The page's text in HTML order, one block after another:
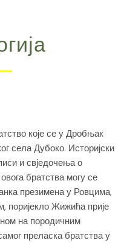
које се у Дробњак
села Дубоко. Историјски
и свједочења о
братства могу се
презимена у Ровцима,
поријекло Жижића прије
на породичним
преласка братства у